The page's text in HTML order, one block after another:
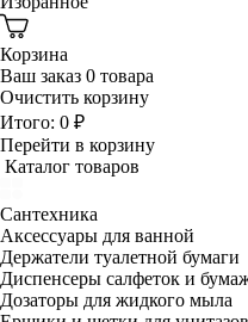
Корзина
Ваш заказ 0 товара
Очистить корзину
Итого: 0 ₽
Перейти в корзину
Каталог товаров
Сантехника
Аксессуары для ванной
Держатели туалетной бумаги
Диспенсеры салфеток и
Дозаторы для жидкого мыла